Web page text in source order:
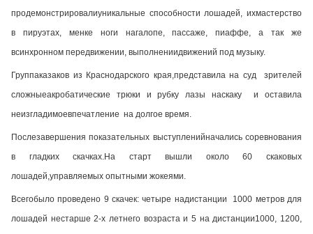
продемонстрировалиуникальные способности лошадей, ихмастерство
в пируэтах, менке ноги нагалопе, пассаже, пиаффе, а так же
всинхронном передвижении, выполнениидвижений под музыку.
Группаказаков из Краснодарского края,представила на суд зрителей
сложныеакробатические трюки и рубку лазы наскаку и оставила
неизгладимоевпечатление на долгое время.
Послезавершения показательных выступленийначались соревнования
в гладких скачках.На старт вышли около 60 скаковых
лошадей,управляемых опытными жокеями.
Всегобыло проведено 9 скачек: четыре надистанции 1000 метров для
лошадей нестарше 2-х летнего возраста и 5 на дистанции1000, 1200,